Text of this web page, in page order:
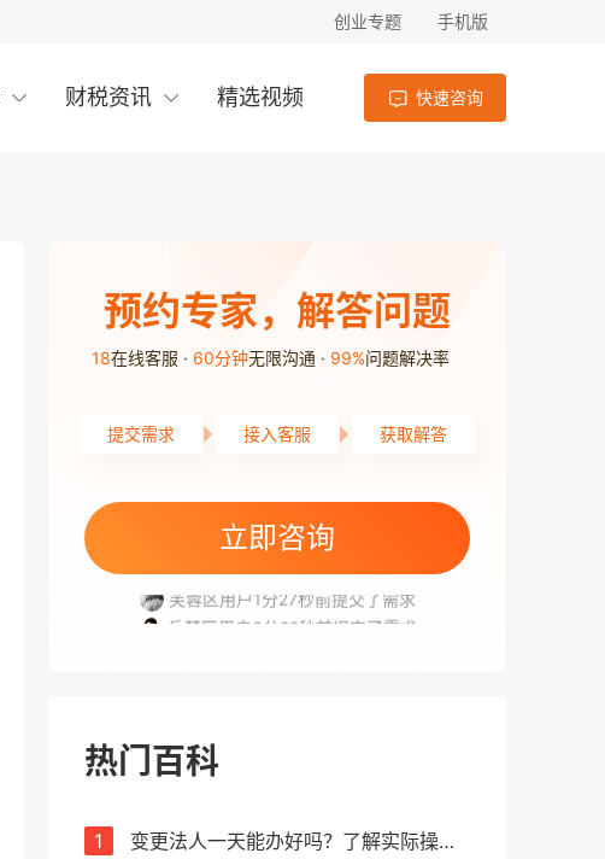
创业专题 手机版
财税资讯 精选视频 快速咨询
预约专家，解答问题
18在线客服 60分钟无限沟通 99%问题解决率
提交需求 接入客服 获取解答
立即咨询
雨花区用户5分21秒前提交了需求
雨花区用户6分8秒前提交了需求
芙蓉区用户1分27秒前提交了需求
岳麓区用户6分22秒前提交了需求
热门百科
1 变更法人一天能办好吗？了解实际操作所需时间